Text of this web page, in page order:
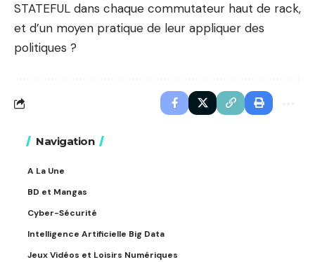
STATEFUL dans chaque commutateur haut de rack,
et d’un moyen pratique de leur appliquer des
politiques ?
Navigation
A La Une
BD et Mangas
Cyber-Sécurité
Intelligence Artificielle Big Data
Jeux Vidéos et Loisirs Numériques